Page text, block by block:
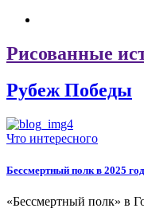
Рисованные
Рубеж Победы
Что интересного
Бессмертный полк в 2025
«Бессмертный полк» в